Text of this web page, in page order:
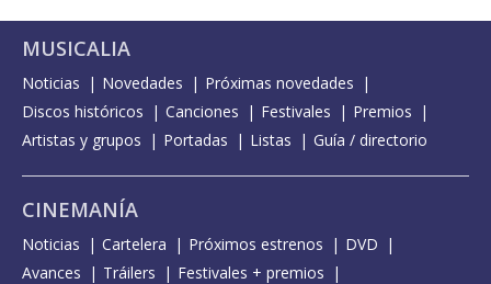
MUSICALIA
Noticias Novedades
Próximas novedades
Discos históricos
Canciones Festivales
Premios
Artistas y grupos
Portadas Listas Guía / directorio
CINEMANÍA
Noticias Cartelera Próximos estrenos
DVD
Avances
Tráilers Festivales + premios